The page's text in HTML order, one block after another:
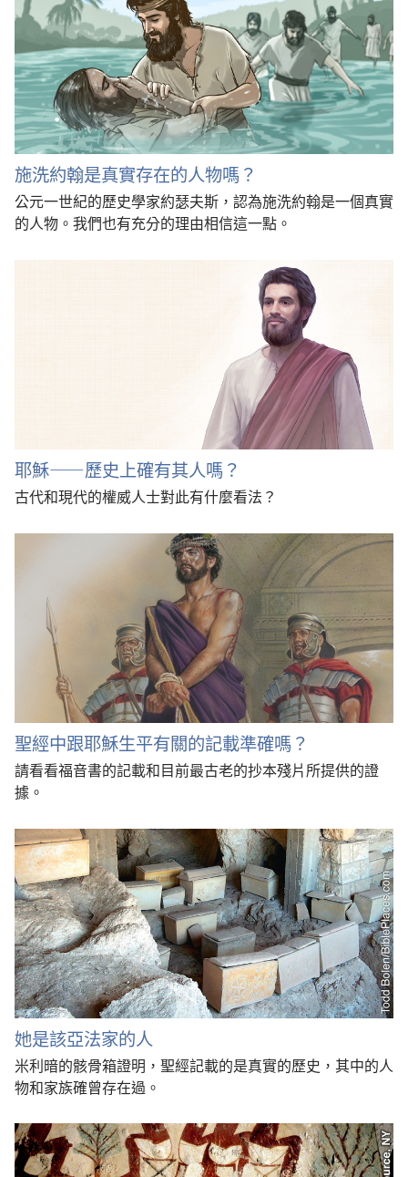
施洗約翰是真實存在的人物嗎？
公元一世紀的歷史學家約瑟夫斯，認為施洗約翰是一個真實
的人物。我們也有充分的理由相信這一點。
耶穌——歷史上確有其人嗎？
古代和現代的權威人士對此有什麼看法？
聖經中跟耶穌生平有關的記載準確嗎？
請看看福音書的記載和目前最古老的抄本殘片所提供的證
據。
她是該亞法家的人
米利暗的骸骨箱證明，聖經記載的是真實的歷史，其中的人
物和家族確曾存在過。